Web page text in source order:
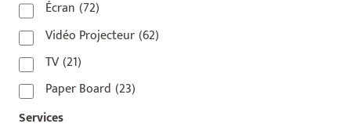
75010 (9)
75011 (17)
75012(8)
75013(2)
75014
Écran (72)
Vidéo Projecteur(62)
TV(21)
Paper Board (23)
Services